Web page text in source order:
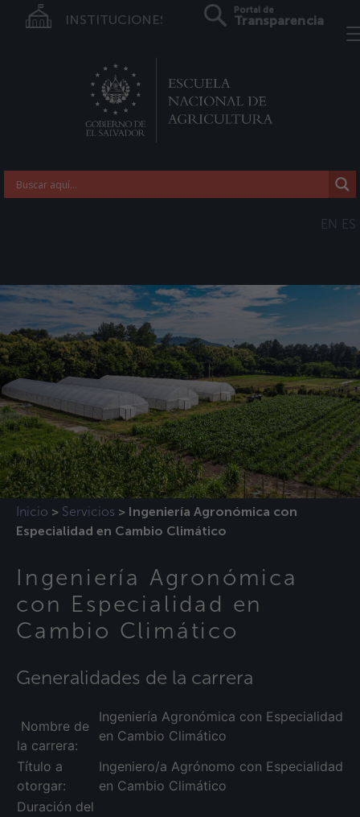
INSTITUCIONES
Portal de
Transparencia
EN ES
Inicio > Servicios >
Ingeniería Agronómica con
Especialidad en Cambio Climático
Ingeniería Agronómica
con Especialidad en
Cambio Climático
Generalidades de la carrera
Nombre de
la carrera:
Ingeniería Agronómica con Especialidad
en Cambio Climático
Título a
otorgar:
Ingeniero/a Agrónomo con Especialidad
en Cambio Climático
Duración del